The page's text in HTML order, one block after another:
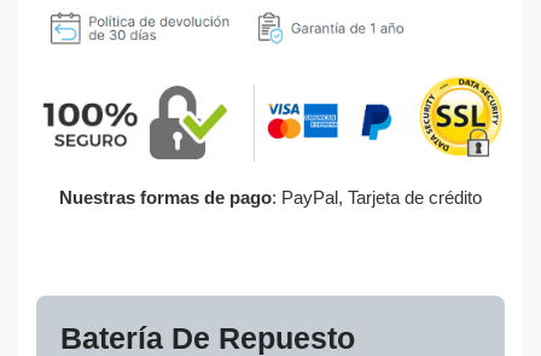
Nuestras formas de pago: PayPal, Tarjeta de crédito
Batería De Repuesto